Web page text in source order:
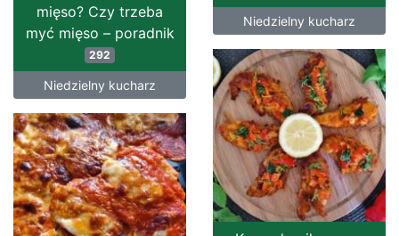
Niedzielny kucharz
mięso? Czy trzeba
myć mięso – poradnik
292
Niedzielny kucharz